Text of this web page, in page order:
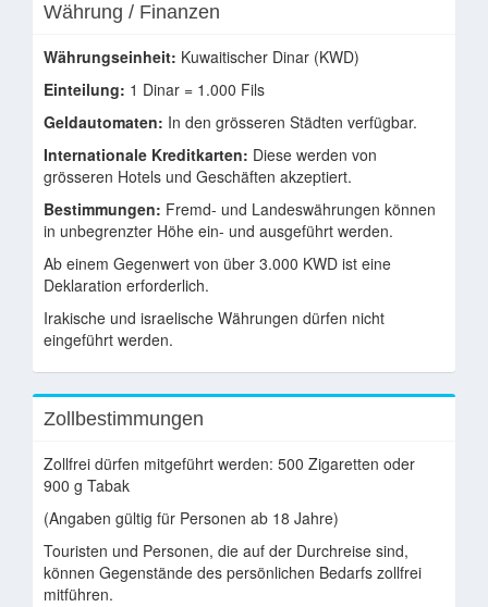
Währung / Finanzen
Währungseinheit: Kuwaitischer Dinar (KWD)
Einteilung: 1 Dinar = 1.000 Fils
Geldautomaten: In den grösseren Städten verfügbar.
Internationale Kreditkarten: Diese werden von
grösseren Hotels und Geschäften akzeptiert.
Bestimmungen: Fremd- und Landeswährungen können
in unbegrenzter Höhe ein- und ausgeführt werden.
Ab einem Gegenwert von über 3.000 KWD ist eine
Deklaration erforderlich.
Irakische und israelische Währungen dürfen nicht
eingeführt werden.
Zollbestimmungen
Zollfrei dürfen mitgeführt werden: 500 Zigaretten oder
900 g Tabak
(Angaben gültig für Personen ab 18 Jahre)
Touristen und Personen, die auf der Durchreise sind,
können Gegenstände des persönlichen Bedarfs zollfrei
mitführen.